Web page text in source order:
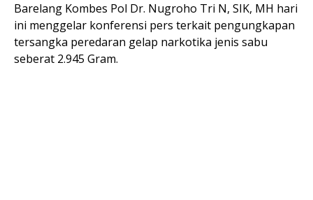
Barelang Kombes Pol Dr. Nugroho Tri N, SIK, MH hari
ini menggelar konferensi pers terkait pengungkapan
tersangka peredaran gelap narkotika jenis sabu
seberat 2.945 Gram.